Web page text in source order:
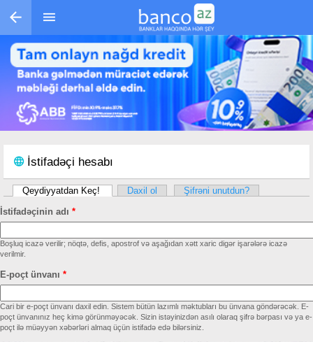
Skip to main content
İstifadəçi hesabı
Primary tabs
Qeydiyyatdan Keç! (active tab)
Daxil ol
Şifrəni unutdun?
İstifadəçinin adı *
Boşluq icazə verilir; nöqtə, defis, apostrof və aşağıdan xətt xaric digər işarələrə icazə
verilmir.
E-poçt ünvanı *
Cari bir e-poçt ünvanı daxil edin. Sistem bütün lazımlı məktubları bu ünvana göndərəcək. E-
poçt ünvanınız heç kimə görünməyəcək. Sizin istəyinizdən asılı olaraq şifrə bərpası və ya e-
poçt ilə müəyyən xəbərləri almaq üçün istifadə edə bilərsiniz.